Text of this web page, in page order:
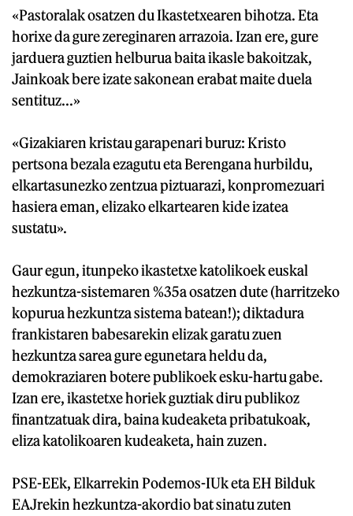
«Pastoralak osatzen du Ikastetxearen bihotza. Eta
horixe da gure zereginaren arrazoia. Izan ere, gure
jarduera guztien helburua baita ikasle bakoitzak,
Jainkoak bere izate sakonean erabat maite duela
sentituz...»
«Gizakiaren kristau garapenari buruz: Kristo
pertsona bezala ezagutu eta Berengana hurbildu,
elkartasunezko zentzua piztuarazi, konpromezuari
hasiera eman, elizako elkartearen kide izatea
sustatu».
Gaur egun, itunpeko ikastetxe katolikoek euskal
hezkuntza-sistemaren %35a osatzen dute (harritzeko
kopurua hezkuntza sistema batean!); diktadura
frankistaren babesarekin elizak garatu zuen
hezkuntza sarea gure egunetara heldu da,
demokraziaren botere publikoek esku-hartu gabe.
Izan ere, ikastetxe horiek guztiak diru publikoz
finantzatuak dira, baina kudeaketa pribatukoak,
eliza katolikoaren kudeaketa, hain zuzen.
PSE-EEk, Elkarrekin Podemos-IUk eta EH Bilduk
EAJrekin hezkuntza-akordio bat sinatu zuten